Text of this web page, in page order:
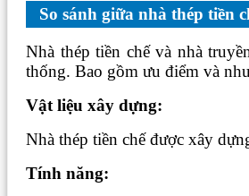
So sánh giữa nhà thép tiền
Nhà thép tiền chế và nhà
thống. Bao gồm ưu điểm và
Vật liệu xây dựng:
Nhà thép tiền chế được xây
Tính năng: